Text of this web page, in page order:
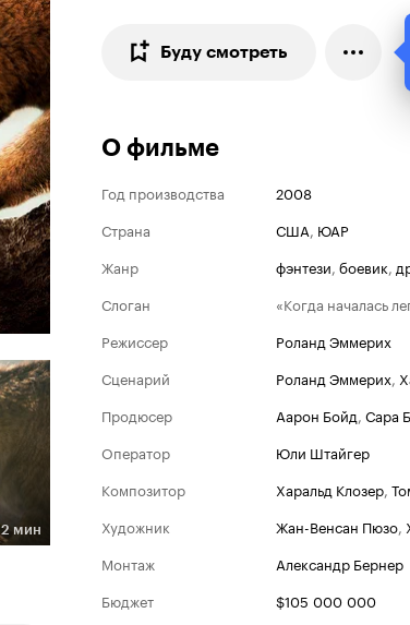
2 мин
Буду смотреть
О фильме
Год производства
2008
Страна
США, ЮАР
Жанр
фэнтези, боевик,
Слоган
«Когда началась
Режиссер
Роланд Эммерих
Сценарий
Роланд Эммерих,
Продюсер
Аарон Бойд, Сара
Оператор
Юли Штайгер
Композитор
Харальд Клозер,
Художник
Жан-Венсан Пюзо,
Монтаж
Александр Бернер
Бюджет
$105 000 000